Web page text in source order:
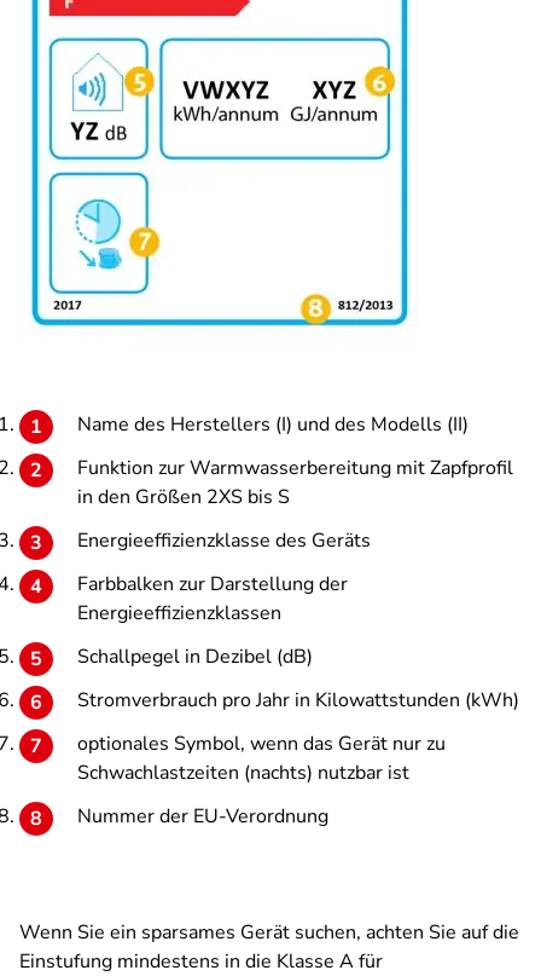
Name des Herstellers (I) und des Modells (II)
Funktion zur Warmwasserbereitung mit Zapfprofil
in den Größen 2XS bis S
Energieeffizienzklasse des Geräts
Farbbalken zur Darstellung der
Energieeffizienzklassen
Schallpegel in Dezibel (dB)
Stromverbrauch pro Jahr in Kilowattstunden (kWh)
optionales Symbol, wenn das Gerät nur zu
Schwachlastzeiten (nachts) nutzbar ist
Nummer der EU-Verordnung
Wenn Sie ein sparsames Gerät suchen, achten Sie auf die
Einstufung mindestens in die Klasse A für